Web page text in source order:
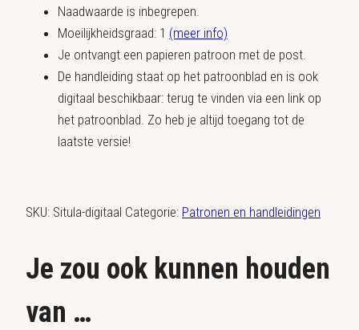
Naadwaarde is inbegrepen.
Moeilijkheidsgraad: 1 (meer info)
Je ontvangt een papieren patroon met de post.
De handleiding staat op het patroonblad en is ook
digitaal beschikbaar: terug te vinden via een link op
het patroonblad. Zo heb je altijd toegang tot de
laatste versie!
SKU: Situla-digitaal Categorie: Patronen en handleidingen
Je zou ook kunnen houden
van …